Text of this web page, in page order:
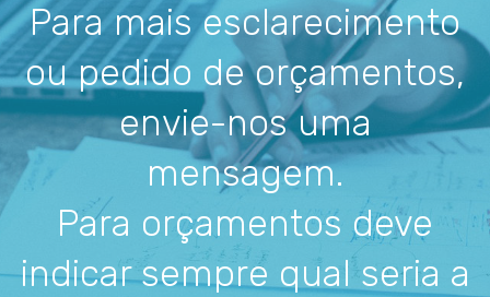
Para mais esclarecimento
ou pedido de orçamentos,
envie-nos uma
mensagem.
Para orçamentos deve
indicar sempre qual seria a